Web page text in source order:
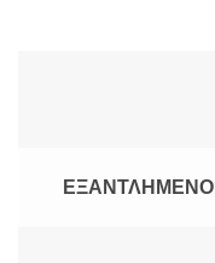
ΕΞΑΝΤΛΗΜΈΝΟ